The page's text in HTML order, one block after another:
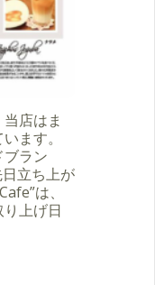
店はま
ます。
ラン
日立ち上が
は、
上げ日